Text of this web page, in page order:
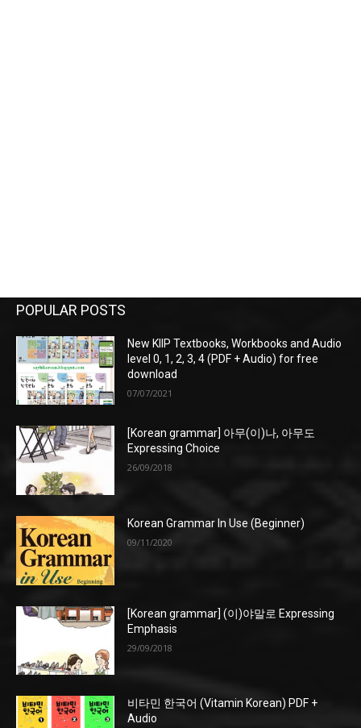
POPULAR POSTS
New KIIP Textbooks, Workbooks and Audio
level 0, 1, 2, 3, 4 (PDF + Audio) for free
download
07/07/2021
[Korean grammar] 아무(이)나, 아무도
Expressing Choice
26/09/2018
Korean Grammar In Use (Beginner)
09/11/2020
[Korean grammar] (이)야말로 Expressing
Emphasis
29/09/2018
비타민 한국어 (Vitamin Korean) PDF +
Audio